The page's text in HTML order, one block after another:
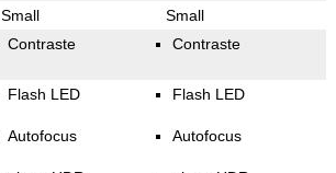
Small Small
Contraste Contraste
Flash LED
Autofocus
Flash LED
Autofocus